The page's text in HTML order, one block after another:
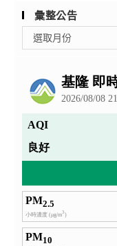
彙整公告
整
選取月份